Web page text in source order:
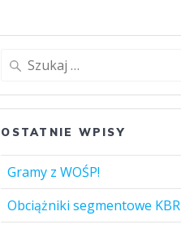
OSTATNIE WPISY
Gramy z WOŚP!
Obciążniki segmentowe KBR